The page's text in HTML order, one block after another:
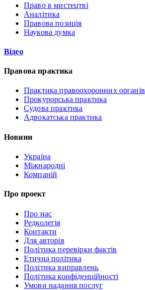
Право в мистецтві
Аналітика
Правова позиція
Наукова думка
Відео
Правова практика
Практика правоохоронних органів
Прокурорська практика
Судова практика
Адвокатська практика
Новини
Україна
Міжнародні
Компаній
Про проект
Про нас
Редколегія
Контакти
Для авторів
Політика перевірки фактів
Етична політика
Політика виправлень
Політика конфіденційності
Умови надання послуг